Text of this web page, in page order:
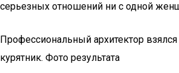
серьезных отношений ни с одной
Профессиональный архитектор
курятник. Фото результата